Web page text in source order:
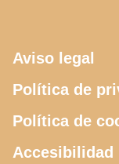
Aviso legal
Política de
Política de
Accesibilidad